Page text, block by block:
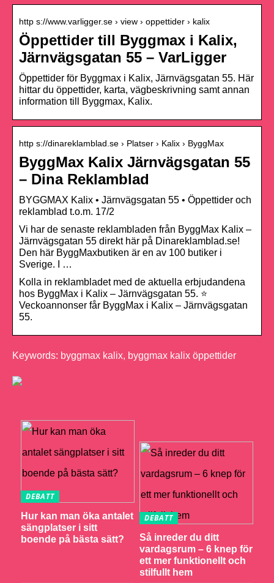
http s://www.varligger.se › view › oppettider › kalix
Öppettider till Byggmax i Kalix,
Järnvägsgatan 55 – VarLigger
Öppettider för Byggmax i Kalix, Järnvägsgatan 55. Här
hittar du öppettider, karta, vägbeskrivning samt annan
information till Byggmax, Kalix.
http s://dinareklamblad.se › Platser › Kalix › ByggMax
ByggMax Kalix Järnvägsgatan 55
– Dina Reklamblad
BYGGMAX Kalix • Järnvägsgatan 55 • Öppettider och
reklamblad t.o.m. 17/2
Vi har de senaste reklambladen från ByggMax Kalix –
Järnvägsgatan 55 direkt här på Dinareklamblad.se!
Den här ByggMaxbutiken är en av 100 butiker i
Sverige. I …
Kolla in reklambladet med de aktuella erbjudandena
hos ByggMax i Kalix – Järnvägsgatan 55. ⭐
Veckoannonser får ByggMax i Kalix – Järnvägsgatan
55.
Keywords: byggmax kalix, byggmax kalix öppettider
DEBATT
Hur kan man öka antalet
sängplatser i sitt
boende på bästa sätt?
DEBATT
Så inreder du ditt
vardagsrum – 6 knep för
ett mer funktionellt och
stilfullt hem